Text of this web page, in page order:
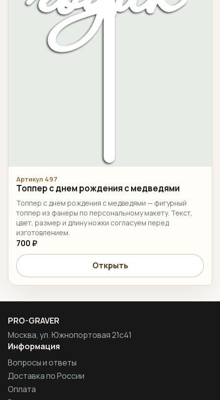
Артикул 497
Топпер c днем рождения с медведями
Топпер c днем рождения с медведями — фигурный
топпер из фанеры по персональному макету. Текст,
цвет, размер и длину ножки согласуем перед
изготовлением.
700 ₽
Открыть
PRO-GRAVER
Москва, ул. Южнопортовая 21с41
Информация
Вопросы и ответы
Доставка по России
Оплата